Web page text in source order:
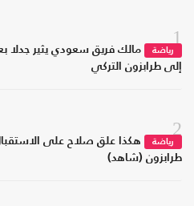
1
رياضة
مالك فريق سعودي يثير جدلا
إلى طرابزون التركي
2
رياضة
هكذا علق صلاح على
طرابزون (شاهد)